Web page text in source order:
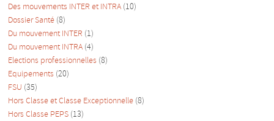
Des mouvements INTER et INTRA (10)
Dossier Santé (8)
Du mouvement INTER (1)
Du mouvement INTRA (4)
Elections professionnelles (8)
Equipements (20)
FSU (35)
Hors Classe et Classe Exceptionnelle (8)
Hors Classe PEPS (13)